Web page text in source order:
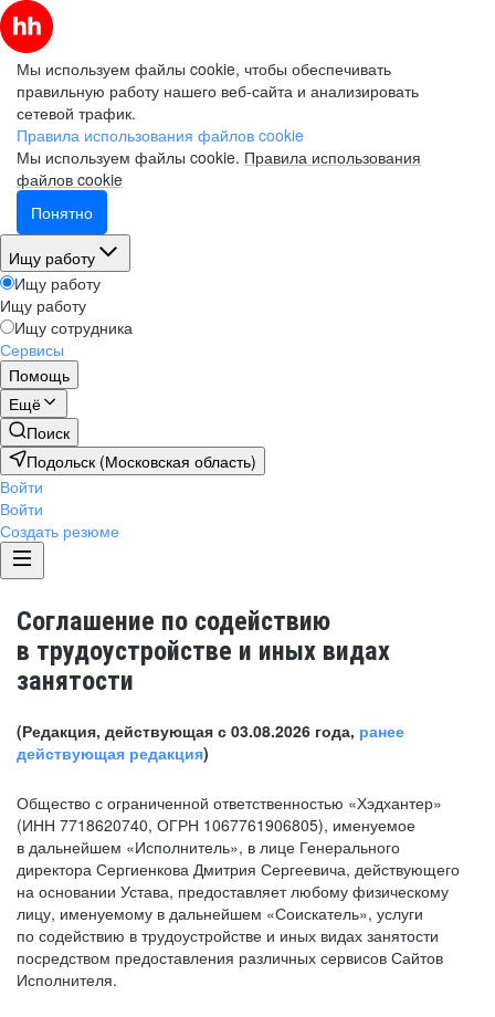
Мы используем файлы cookie, чтобы обеспечивать
правильную работу нашего веб-сайта и анализировать
сетевой трафик.
Правила использования файлов cookie
Мы используем файлы cookie. Правила использования
файлов cookie
Понятно
Ищу работу
Ищу работу
Ищу работу
Ищу сотрудника
Сервисы
Помощь
Ещё
Поиск
Подольск (Московская область)
Войти
Войти
Создать резюме
Соглашение по содействию
в трудоустройстве и иных видах
занятости
(Редакция, действующая с 03.08.2026 года, ранее
действующая редакция)
Общество с ограниченной ответственностью «Хэдхантер»
(ИНН 7718620740, ОГРН 1067761906805), именуемое
в дальнейшем «Исполнитель», в лице Генерального
директора Сергиенкова Дмитрия Сергеевича, действующего
на основании Устава, предоставляет любому физическому
лицу, именуемому в дальнейшем «Соискатель», услуги
по содействию в трудоустройстве и иных видах занятости
посредством предоставления различных сервисов Сайтов
Исполнителя.